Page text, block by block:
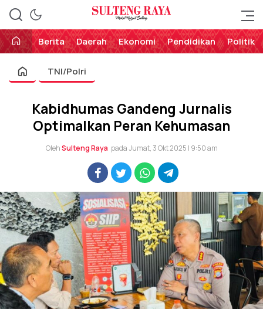
Sulteng Raya
Perekat Rakyat Sulteng
Berita
Daerah Ekonomi Pendidikan Politik
TNI/Polri
Kabidhumas Gandeng Jurnalis
Optimalkan Peran Kehumasan
OlehSulteng Raya pada Jumat, 3 Okt 2025 | 9:50 am